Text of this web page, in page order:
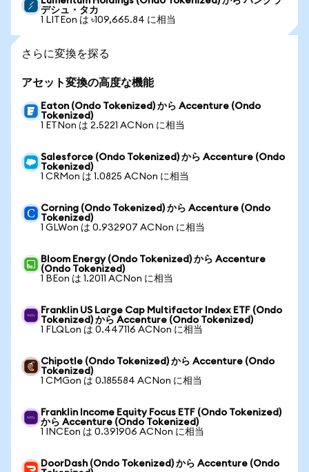
デシュ・タカ
1 LITEon は ৳109,665.84 に相当
さらに変換を探る
アセット変換の高度な機能
Eaton (Ondo Tokenized) から Accenture (Ondo
Tokenized)
1 ETNon は 2.5221 ACNon に相当
Salesforce (Ondo Tokenized) から Accenture (Ondo
Tokenized)
1 CRMon は 1.0825 ACNon に相当
Corning (Ondo Tokenized) から Accenture (Ondo
Tokenized)
1 GLWon は 0.932907 ACNon に相当
Bloom Energy (Ondo Tokenized) から Accenture
(Ondo Tokenized)
1 BEon は 1.2011 ACNon に相当
Franklin US Large Cap Multifactor Index ETF (Ondo
Tokenized) から Accenture (Ondo Tokenized)
1 FLQLon は 0.447116 ACNon に相当
Chipotle (Ondo Tokenized) から Accenture (Ondo
Tokenized)
1 CMGon は 0.185584 ACNon に相当
Franklin Income Equity Focus ETF (Ondo Tokenized)
から Accenture (Ondo Tokenized)
1 INCEon は 0.391906 ACNon に相当
DoorDash (Ondo Tokenized) から Accenture (Ondo